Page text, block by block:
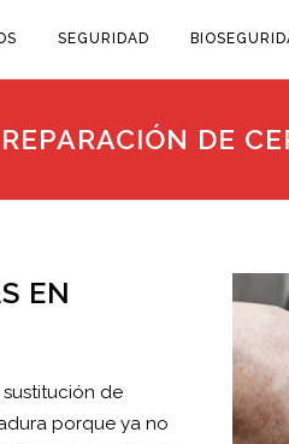
SEGURIDAD
DE
EN
de
porque ya no